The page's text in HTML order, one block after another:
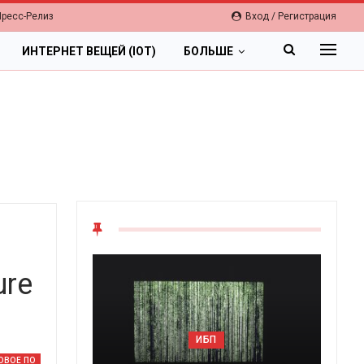
Вход / Регистрация
Релиз
ИНТЕРНЕТ ВЕЩЕЙ (IOT) БОЛЬШЕ
ПО
ИБП